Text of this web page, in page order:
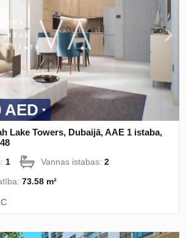
AED
Lake Towers, Dubaijā, AAE 1 istaba,
1 Vannas istabas:2
73.58 m²